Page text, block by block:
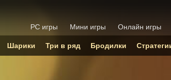
PC игры Мини игры Онлайн игры
Шарики Три в ряд Бродилки